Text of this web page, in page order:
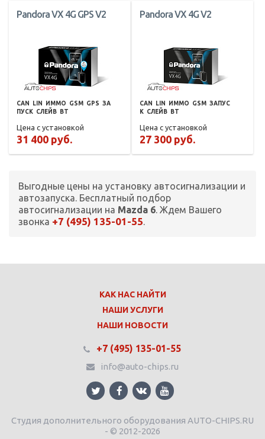
Pandora VX 4G GPS V2
CAN LIN ИММО GSM GPS ЗА
ПУСК СЛЕЙВ BT
Цена с установкой
31 400 руб.
Pandora VX 4G V2
CAN LIN ИММО GSM ЗАПУС
К СЛЕЙВ BT
Цена с установкой
27 300 руб.
Выгодные цены на установку автосигнализации и
автозапуска. Бесплатный подбор
автосигнализации на Mazda 6. Ждем Вашего
звонка +7 (495) 135-01-55.
КАК НАС НАЙТИ
НАШИ УСЛУГИ
НАШИ НОВОСТИ
+7 (495) 135-01-55
info@auto-chips.ru
Студия дополнительного оборудования AUTO-CHIPS.RU
- © 2012-2026